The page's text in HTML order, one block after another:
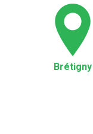
Brétigny